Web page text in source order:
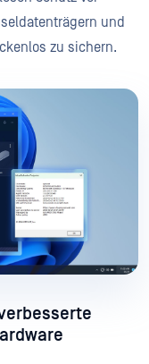
und
zu sichern.